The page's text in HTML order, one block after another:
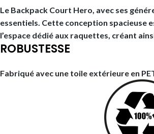
Le Backpack Court Hero, avec ses
essentiels. Cette conception spacieuse
l’espace dédié aux raquettes, créant
ROBUSTESSE
Fabriqué avec une toile extérieure en